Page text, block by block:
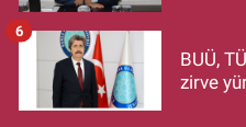
BUÜ,
zirve
6